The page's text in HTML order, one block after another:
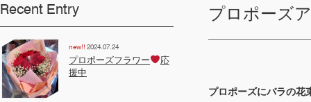
プロポーズ
プロポーズにバラの花
Recent Entry
2024.07.24
プロポーズフラワー
応
援中